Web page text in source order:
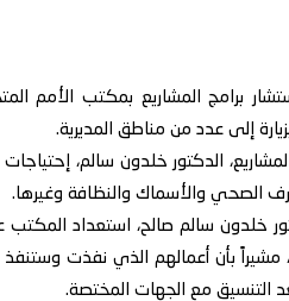
برامج المشاريع بمكتب الأمم
إلى عدد من مناطق المديرية.
الدكتور خلدون سالم،
الصحي والأسماك والنظافة وغيرها.
خلدون سالم صالح، استعداد المكتب
مشيراً بأن أعمالهم الذي نفذت
التنسيق مع الجهات المختصة.